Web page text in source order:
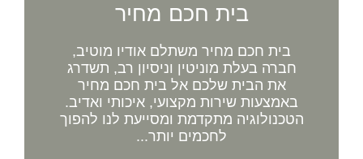
בית חכם מחיר
בית חכם מחיר משתלם אודיו מוטיב,
חברה בעלת מוניטין וניסיון רב, תשדרג
את הבית שלכם אל בית חכם מחיר
באמצעות שירות מקצועי, איכותי ואדיב.
הטכנולוגיה מתקדמת ומסייעת לנו להפוך
לחכמים יותר...